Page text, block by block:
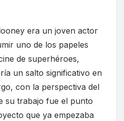
era un joven actor
uno de los papeles
de superhéroes,
un salto significativo en
con la perspectiva del
su trabajo fue el punto
que ya empezaba